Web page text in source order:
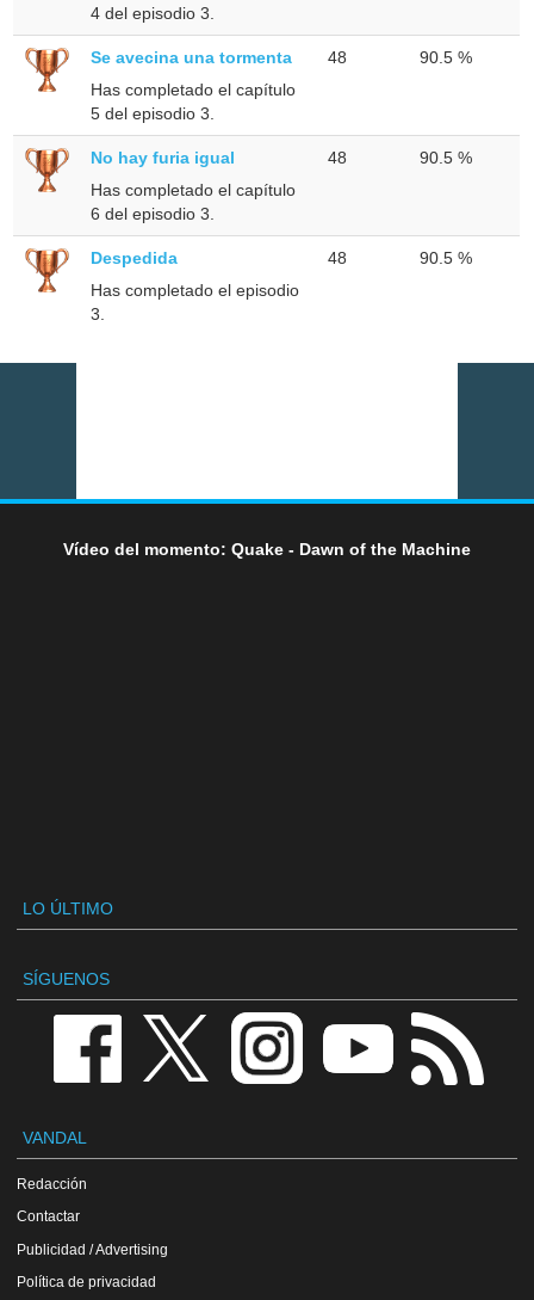
4 del episodio 3.
Se avecina una tormenta
Has completado el capítulo
5 del episodio 3.
48 90.5 %
No hay furia igual
Has completado el capítulo
6 del episodio 3.
48 90.5 %
Despedida
Has completado el episodio
3.
48 90.5 %
Vídeo del momento: Quake - Dawn of the Machine
LO ÚLTIMO
SÍGUENOS
VANDAL
Redacción
Contactar
Publicidad / Advertising
Política de privacidad